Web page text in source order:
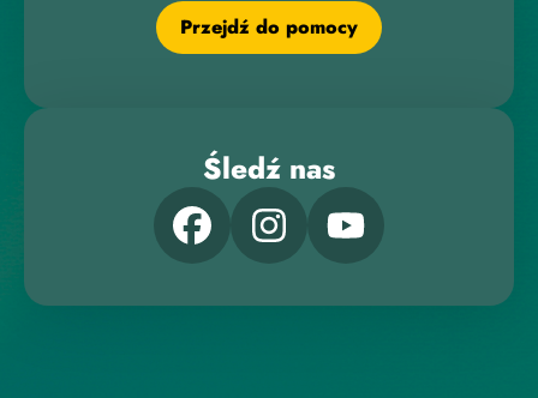
Przejdź do pomocy
Śledź nas